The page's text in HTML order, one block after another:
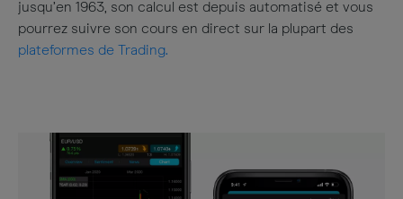
jusqu’en 1963, son calcul est depuis automatisé et vous
pourrez suivre son cours en direct sur la plupart des
plateformes de Trading.